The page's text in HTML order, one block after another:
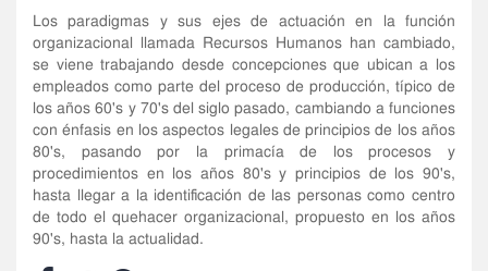
Los paradigmas y sus ejes de actuación en la función
organizacional llamada Recursos Humanos han cambiado,
se viene trabajando desde concepciones que ubican a los
empleados como parte del proceso de producción, típico de
los años 60's y 70's del siglo pasado, cambiando a funciones
con énfasis en los aspectos legales de principios de los años
80's, pasando por la primacía de los procesos y
procedimientos en los años 80's y principios de los 90's,
hasta llegar a la identificación de las personas como centro
de todo el quehacer organizacional, propuesto en los años
90's, hasta la actualidad.